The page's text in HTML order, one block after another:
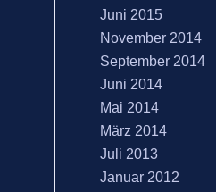
Juni 2015
November 2014
September 2014
Juni 2014
Mai 2014
März 2014
Juli 2013
Januar 2012